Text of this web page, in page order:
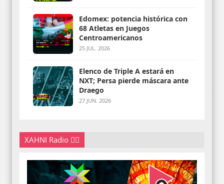
Edomex: potencia histórica con
68 Atletas en Juegos
Centroamericanos
25 JUL. 2026
Elenco de Triple A estará en
NXT; Persa pierde máscara ante
Draego
27 JUN. 2026
XAHNI Radio 👇🏽